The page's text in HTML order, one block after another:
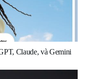
Claude, và Gemini